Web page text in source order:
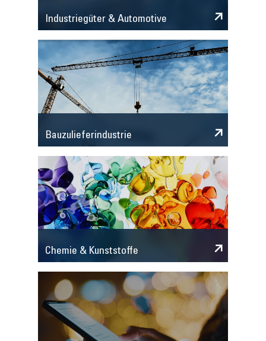
Industriegüter & Automotive
Bauzulieferindustrie
Chemie & Kunststoffe